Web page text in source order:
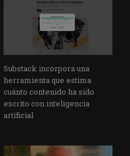
Substack incorpora una
herramienta que estima
cuánto contenido ha sido
escrito con inteligencia
artificial